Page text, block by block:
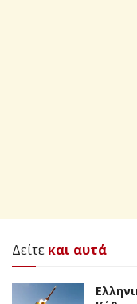
Δείτε και αυτά